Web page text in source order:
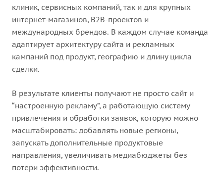
клиник, сервисных компаний, так и для крупных
интернет-магазинов, B2B-проектов и
международных брендов. В каждом случае команда
адаптирует архитектуру сайта и рекламных
кампаний под продукт, географию и длину цикла
сделки.
В результате клиенты получают не просто сайт и
“настроенную рекламу”, а работающую систему
привлечения и обработки заявок, которую можно
масштабировать: добавлять новые регионы,
запускать дополнительные продуктовые
направления, увеличивать медиабюджеты без
потери эффективности.